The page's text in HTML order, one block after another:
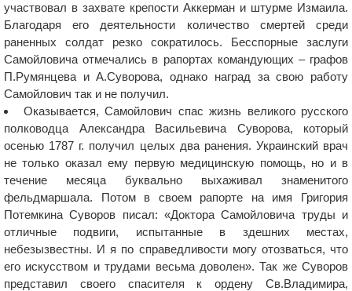
участвовал в захвате крепости Аккерман и штурме Измаила.
Благодаря его деятельности количество смертей среди
раненных солдат резко сократилось. Бесспорные заслуги
Самойловича отмечались в рапортах командующих – графов
П.Румянцева и А.Суворова, однако наград за свою работу
Самойлович так и не получил.
Оказывается, Самойлович спас жизнь великого русского
полководца Александра Васильевича Суворова, который
осенью 1787 г. получил целых два ранения. Украинский врач
не только оказал ему первую медицинскую помощь, но и в
течение месяца буквально выхаживал знаменитого
фельдмаршала. Потом в своем рапорте на имя Григория
Потемкина Суворов писал: «Доктора Самойловича труды и
отличные подвиги, испытанные в здешних местах,
небезызвестны. И я по справедливости могу отозваться, что
его искусством и трудами весьма доволен». Так же Суворов
представил своего спасителя к ордену Св.Владимира,